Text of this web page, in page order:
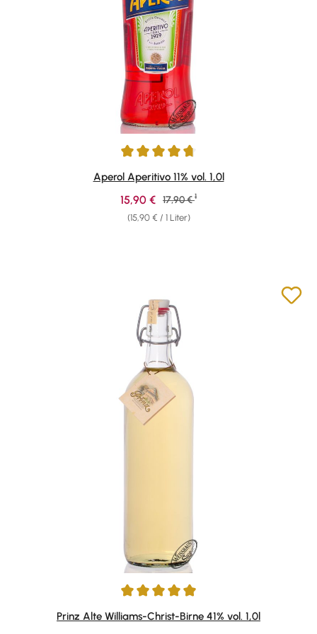
Durchschnittliche Bewertung von 4.87 von 5 Sternen
Aperol Aperitivo 11% vol. 1,0l
(15,90 € / 1 Liter)
Verkaufspreis:
15,90 € Regulärer Preis:
17,90 € 1
Durchschnittliche Bewertung von 4.95 von 5 Sternen
Prinz Alte Williams-Christ-Birne 41% vol. 1,0l